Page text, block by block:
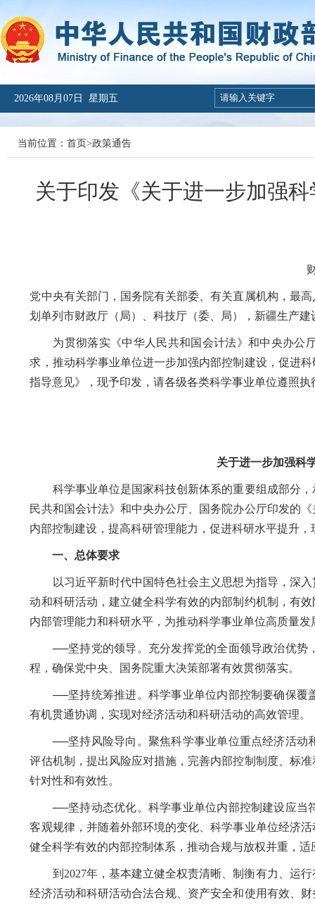
2026年08月07日 星期五
当前位置： 首页>政策通告
关于印发《关于进一步加强
党中央有关部门，国务院有关部委、有关直属机构，最
划单列市财政厅（局）、科技厅（委、局），新疆生产
为贯彻落实《中华人民共和国会计法》和中央办公
求，推动科学事业单位进一步加强内部控制建设，促进
指导意见》，现予印发，请各级各类科学事业单位遵照
关于进一步加强科
科学事业单位是国家科技创新体系的重要组成部分，
民共和国会计法》和中央办公厅、国务院办公厅印发的
内部控制建设，提高科研管理能力，促进科研水平提升
一、总体要求
以习近平新时代中国特色社会主义思想为指导，深入
动和科研活动，建立健全科学有效的内部制约机制，有
内部管理能力和科研水平，为推动科学事业单位高质量
──坚持党的领导。充分发挥党的全面领导政治优势
程，确保党中央、国务院重大决策部署有效贯彻落实。
──坚持统筹推进。科学事业单位内部控制要确保覆
有机贯通协调，实现对经济活动和科研活动的高效管理。
──坚持风险导向。聚焦科学事业单位重点经济活动
评估机制，提出风险应对措施，完善内部控制制度、标
针对性和有效性。
──坚持动态优化。科学事业单位内部控制建设应当
客观规律，并随着外部环境的变化、科学事业单位经济
健全科学有效的内部控制体系，推动合规与放权并重，
到2027年，基本建立健全权责清晰、制衡有力、运行
经济活动和科研活动合法合规、资产安全和使用有效、